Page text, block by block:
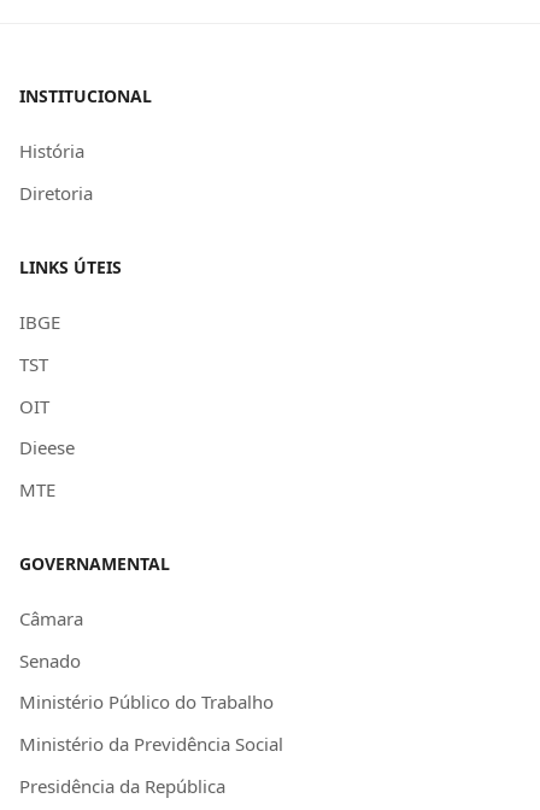
INSTITUCIONAL
História
Diretoria
LINKS ÚTEIS
IBGE
TST
OIT
Dieese
MTE
GOVERNAMENTAL
Câmara
Senado
Ministério Público do Trabalho
Ministério da Previdência Social
Presidência da República